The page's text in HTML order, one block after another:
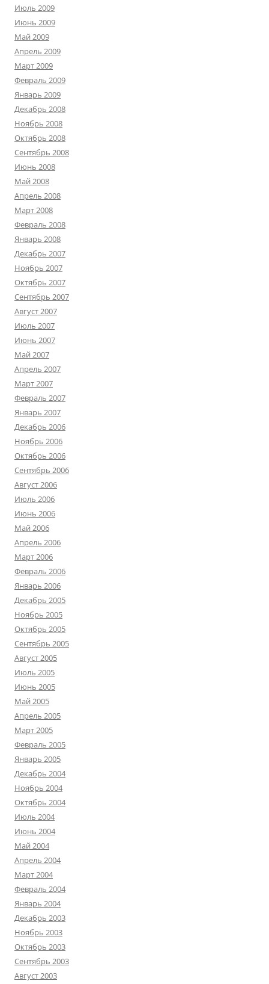
Июль 2009
Июнь 2009
Май 2009
Апрель 2009
Март 2009
Февраль 2009
Январь 2009
Декабрь 2008
Ноябрь 2008
Октябрь 2008
Сентябрь 2008
Июнь 2008
Май 2008
Апрель 2008
Март 2008
Февраль 2008
Январь 2008
Декабрь 2007
Ноябрь 2007
Октябрь 2007
Сентябрь 2007
Август 2007
Июль 2007
Июнь 2007
Май 2007
Апрель 2007
Март 2007
Февраль 2007
Январь 2007
Декабрь 2006
Ноябрь 2006
Октябрь 2006
Сентябрь 2006
Август 2006
Июль 2006
Июнь 2006
Май 2006
Апрель 2006
Март 2006
Февраль 2006
Январь 2006
Декабрь 2005
Ноябрь 2005
Октябрь 2005
Сентябрь 2005
Август 2005
Июль 2005
Июнь 2005
Май 2005
Апрель 2005
Март 2005
Февраль 2005
Январь 2005
Декабрь 2004
Ноябрь 2004
Октябрь 2004
Июль 2004
Июнь 2004
Май 2004
Апрель 2004
Март 2004
Февраль 2004
Январь 2004
Декабрь 2003
Ноябрь 2003
Октябрь 2003
Сентябрь 2003
Август 2003